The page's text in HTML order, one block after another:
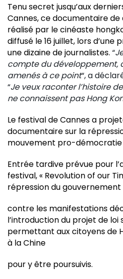
Tenu secret jusqu’aux
Cannes, ce documentaire de
réalisé par le cinéaste
diffusé le 16 juillet, lors
une dizaine de journalistes. “
compte du développement,
amenés à ce point“, a
“Je veux raconter l’histoire
ne connaissent pas Hong
Le festival de Cannes a
documentaire sur la
mouvement pro-démocratie
Entrée tardive prévue pour
festival, « Revolution of our
répression du gouvernement
contre les manifestations
l’introduction du projet de loi
permettant aux citoyens de
à la Chine
pour y être poursuivis.